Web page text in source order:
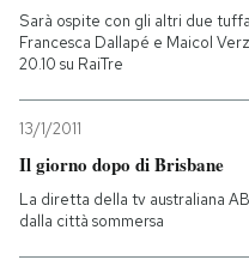
Sarà ospite con gli altri due
Francesca Dallapé e Maicol
20.10 su RaiTre
13/1/2011
Il giorno dopo di Brisbane
La diretta della tv australiana
dalla città sommersa